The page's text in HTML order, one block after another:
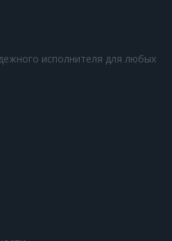
Запомнить?
исполнителя для любых